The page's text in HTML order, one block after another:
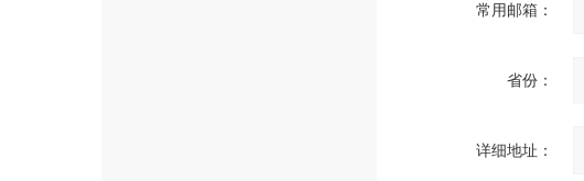
常用邮箱：
省份：
详细地址：